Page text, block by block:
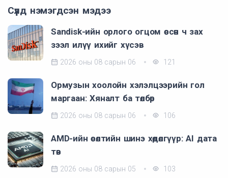
Сүүлд нэмэгдсэн мэдээ
Sandisk-ийн орлого огцом өссөн ч зах
зээл илүү ихийг хүсэв
2026 оны 08 сарын 06 121
Ормузын хоолойн хэлэлцээрийн гол
маргаан: Хяналт ба төлбөр
2026 оны 08 сарын 06 106
AMD-ийн өсөлтийн шинэ хөдөлгүүр: AI дата
төв
2026 оны 08 сарын 05 103